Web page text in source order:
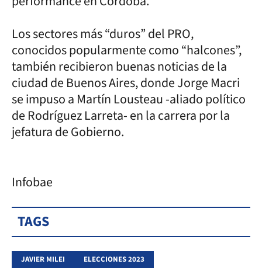
Los sectores más “duros” del PRO,
conocidos popularmente como “halcones”,
también recibieron buenas noticias de la
ciudad de Buenos Aires, donde Jorge Macri
se impuso a Martín Lousteau -aliado político
de Rodríguez Larreta- en la carrera por la
jefatura de Gobierno.
Infobae
TAGS
JAVIER MILEI ELECCIONES 2023